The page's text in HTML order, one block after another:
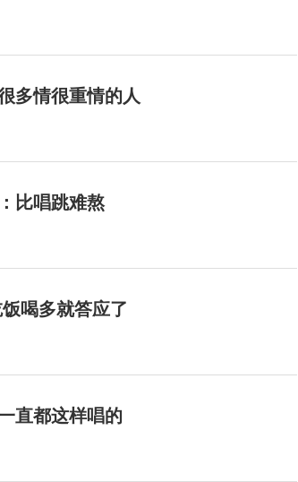
多情很重情的人
比唱跳难熬
喝多就答应了
直都这样唱的